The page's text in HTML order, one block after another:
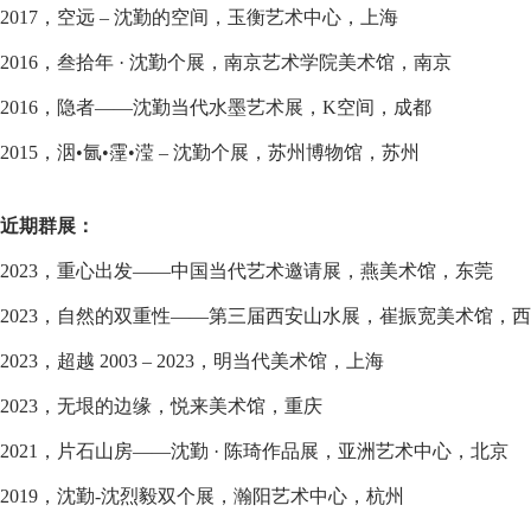
2017，空远 – 沈勤的空间，玉衡艺术中心，上海
2016，叁拾年 · 沈勤个展，南京艺术学院美术馆，南京
2016，隐者——沈勤当代水墨艺术展，K空间，成都
2015，洇•氤•霪•滢 – 沈勤个展，苏州博物馆，苏州
近期群展：
2023，重心出发——中国当代艺术邀请展，燕美术馆，东莞
2023，自然的双重性——第三届西安山水展，崔振宽美术馆，
2023，超越 2003 – 2023，明当代美术馆，上海
2023，无垠的边缘，悦来美术馆，重庆
2021，片石山房——沈勤 · 陈琦作品展，亚洲艺术中心，北京
2019，沈勤-沈烈毅双个展，瀚阳艺术中心，杭州